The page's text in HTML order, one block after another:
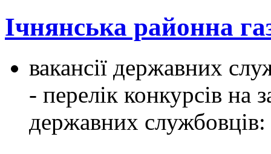
Ічнянська районна
вакансії державних
- перелік конкурсів на
державних службовців: